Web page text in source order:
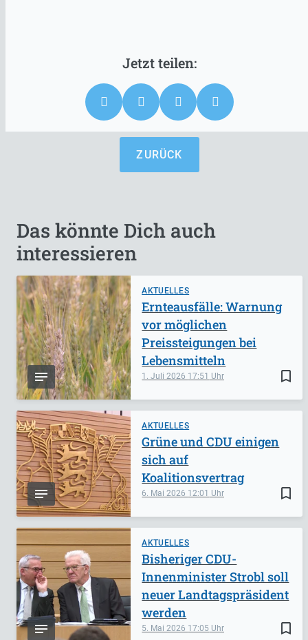
ZURÜCK
Das könnte Dich auch
interessieren
AKTUELLES
bookmark_border
1. Juli 2026 17:51
Ernteausfälle: Warnung
vor möglichen
Preissteigungen bei
Lebensmitteln
AKTUELLES
bookmark_border
6. Mai 2026 12:01
Grüne und CDU einigen
sich auf
Koalitionsvertrag
AKTUELLES
bookmark_border
5. Mai 2026 17:05
Bisheriger CDU-
Innenminister Strobl soll
neuer Landtagspräsident
werden